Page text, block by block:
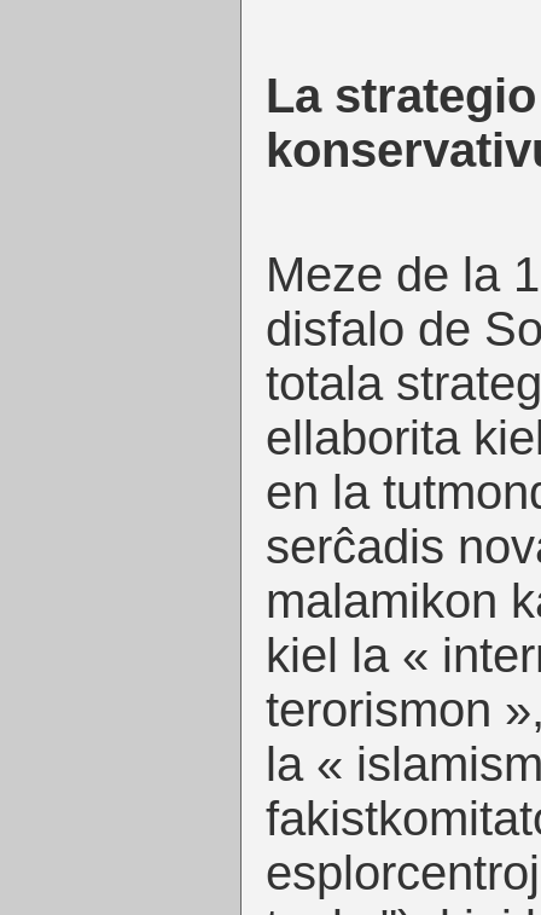
La
Meze de la
disfalo de
totala
ellaborita
en la
serĉadis
malamikon
kiel la «
terorismon
la «